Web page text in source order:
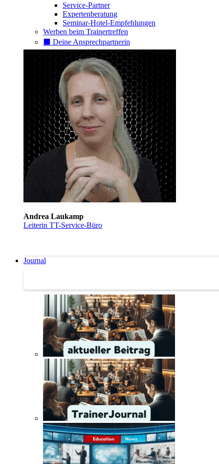
Service-Partner
Expertenberatung
Seminar-Hotel-Empfehlungen
Werben beim Trainertreffen
⬛️ Deine Ansprechpartnerin
Andrea Laukamp
Leiterin TT-Service-Büro
Journal